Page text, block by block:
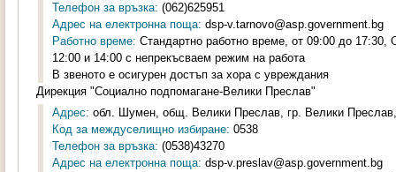
Телефон за връзка: (062)625951
Адрес на електронна поща: dsp-v.tarnovo@asp.government.bg
Работно време: Стандартно работно време, от 09:00 до
12:00 и 14:00 с непрекъсваем режим на работа
В звеното е осигурен достъп за хора с увреждания
Дирекция "Социално подпомагане-Велики Преслав"
Адрес: обл. Шумен, общ. Велики Преслав, гр. Велики
Код за междуселищно избиране: 0538
Телефон за връзка: (0538)43270
Адрес на електронна поща: dsp-v.preslav@asp.government.bg